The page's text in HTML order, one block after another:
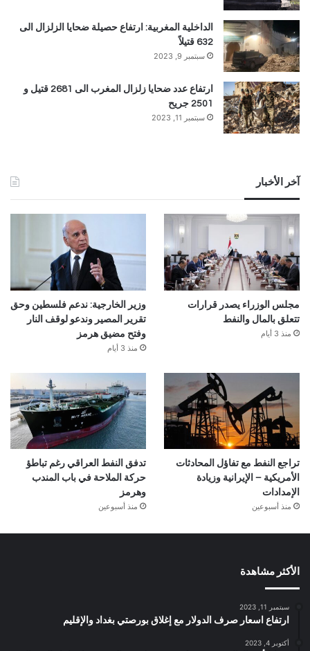
الداخلية المغربية: ارتفاع حصيلة ضحايا الزلزال الى
632 قتيلاً
سبتمبر 9, 2023
ارتفاع عدد ضحايا زلزال المغرب الى 2681 قتيل و
2501 جريح
سبتمبر 11, 2023
آخر الأخبار
مجلس الوزراء يصدر قرارات
تتعلق بالمال والنفط
منذ 3 أيام
وزير الخارجية: ندعم فلسطين وحق
تقرير المصير وندعو لوقف النار
وفتح مضيق هرمز
منذ 3 أيام
تراجع النفط مع تفاؤل المحادثات
الأمريكية – الإيرانية وزيادة
الإمدادات
منذ أسبوعين
تدفق النفط العراقي رغم تباطؤ
حركة الملاحة في باب المندب
وهرمز
منذ أسبوعين
الأكثر مشاهدة
سبتمبر 11, 2023
ارتفاع اسعار صرف الدولار مع إغلاق بورصتي بغداد والإقليم
أكتوبر 4, 2023